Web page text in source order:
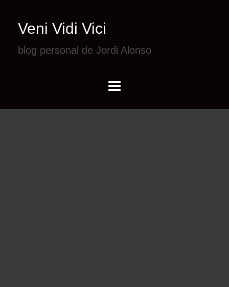
Veni Vidi Vici
blog personal de Jordi Alonso